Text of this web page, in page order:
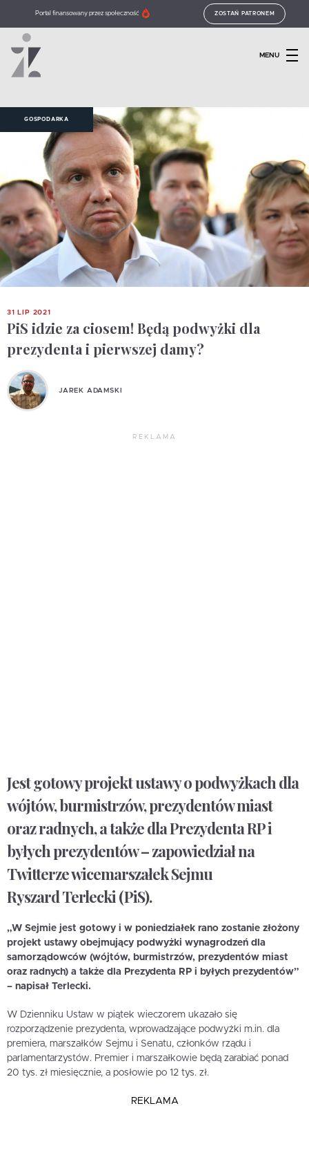
Portal finansowany przez społeczność ZOSTAŃ PATRONEM
MENU
GOSPODARKA
31 LIP 2021
PiS idzie za ciosem! Będą podwyżki dla
prezydenta i pierwszej damy?
JAREK ADAMSKI
REKLAMA
Jest gotowy projekt ustawy o podwyżkach dla
wójtów, burmistrzów, prezydentów miast
oraz radnych, a także dla Prezydenta RP i
byłych prezydentów – zapowiedział na
Twitterze wicemarszałek Sejmu
Ryszard Terlecki (PiS).
„W Sejmie jest gotowy i w poniedziałek rano zostanie złożony
projekt ustawy obejmujący podwyżki wynagrodzeń dla
samorządowców (wójtów, burmistrzów, prezydentów miast
oraz radnych) a także dla Prezydenta RP i byłych prezydentów”
– napisał Terlecki.
W Dzienniku Ustaw w piątek wieczorem ukazało się
rozporządzenie prezydenta, wprowadzające podwyżki m.in. dla
premiera, marszałków Sejmu i Senatu, członków rządu i
parlamentarzystów. Premier i marszałkowie będą zarabiać ponad
20 tys. zł miesięcznie, a posłowie po 12 tys. zł.
REKLAMA